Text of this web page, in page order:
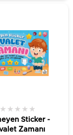
Sticker -
Zamanı
★ ★ ★ ★ ★